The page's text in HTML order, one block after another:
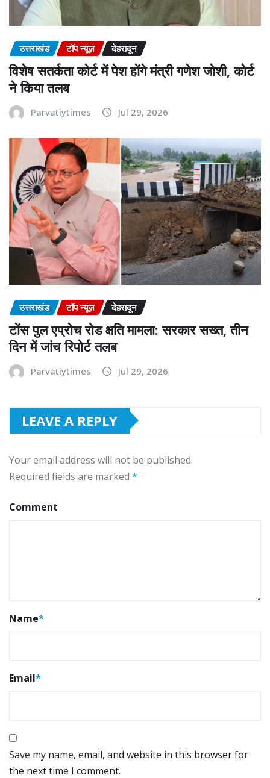
उत्तराखंड टॉप न्यूज़ देहरादून
विशेष सतर्कता कोर्ट में पेश होंगे मंत्री गणेश जोशी, कोर्ट
ने किया तलब
Parvatiytimes Jul 29, 2026
उत्तराखंड टॉप न्यूज़ देहरादून
टोंस पुल एप्रोच रोड क्षति मामला: सरकार सख्त, तीन
दिन में जांच रिपोर्ट तलब
Parvatiytimes Jul 29, 2026
LEAVE A REPLY
Your email address will not be published.
Required fields are marked *
Comment
Name*
Email*
Save my name, email, and website in this browser for
the next time I comment.